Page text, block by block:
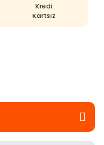
Kredi
Kartsız